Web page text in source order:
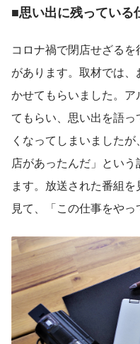
■思い出に残っている
コロナ禍で閉店せざる
があります。取材では
かせてもらいました。
てもらい、思い出を語
くなってしまいました
店があったんだ」とい
ます。放送された番組
見て、「この仕事をやっ